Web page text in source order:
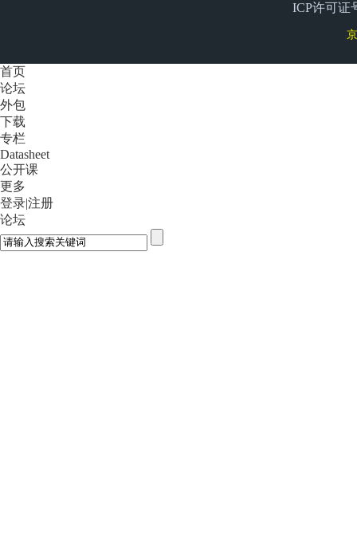
ICP许可证
首页
论坛
外包
下载
专栏
Datasheet
公开课
更多
登录|注册
论坛